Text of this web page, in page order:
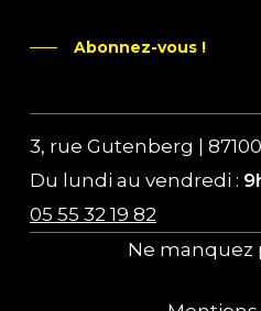
Abonnez-vous !
3, rue Gutenberg |
Du lundi au vendredi :
05 55 32 19 82
Ne manquez